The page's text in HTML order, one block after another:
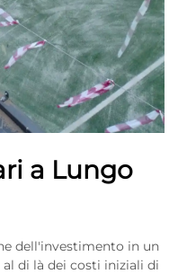
a Lungo
dell'investimento in un
di là dei costi iniziali di